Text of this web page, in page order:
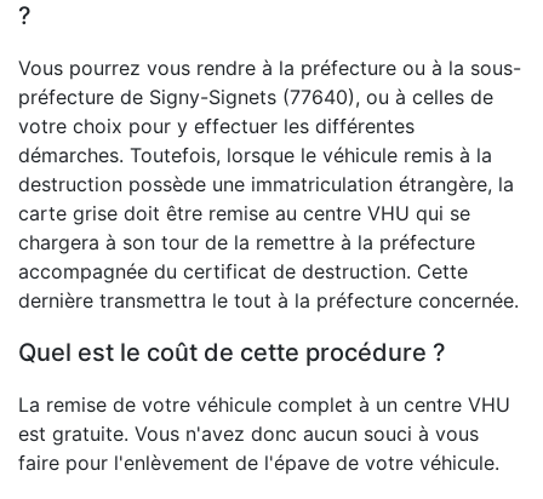
?
Vous pourrez vous rendre à la préfecture ou à la sous-
préfecture de Signy-Signets (77640), ou à celles de
votre choix pour y effectuer les différentes
démarches. Toutefois, lorsque le véhicule remis à la
destruction possède une immatriculation étrangère, la
carte grise doit être remise au centre VHU qui se
chargera à son tour de la remettre à la préfecture
accompagnée du certificat de destruction. Cette
dernière transmettra le tout à la préfecture concernée.
Quel est le coût de cette procédure ?
La remise de votre véhicule complet à un centre VHU
est gratuite. Vous n'avez donc aucun souci à vous
faire pour l'enlèvement de l'épave de votre véhicule.